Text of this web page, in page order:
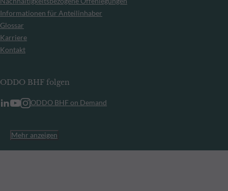
Informationen für Anteilinhaber
Glossar
Karriere
Kontakt
ODDO BHF folgen
ODDO BHF on Demand
Mehr anzeigen